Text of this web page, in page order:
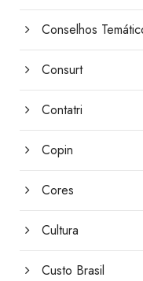
Conselhos
Consurt
Contatri
Copin
Cores
Cultura
Custo Brasil